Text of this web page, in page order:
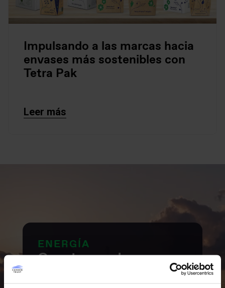
Impulsando a las marcas hacia
envases más sostenibles con
Tetra Pak
Leer más
ENERGÍA
Construyendo
sistemas energéticos